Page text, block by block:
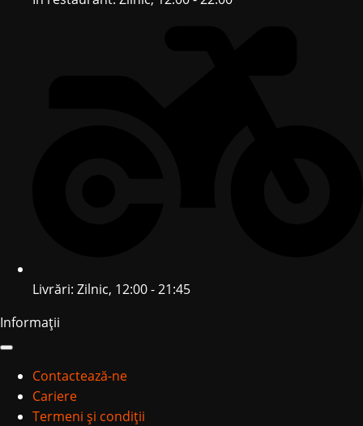
Livrări: Zilnic, 12:00 - 21:45
Informații
Contactează-ne
Cariere
Termeni și condiții